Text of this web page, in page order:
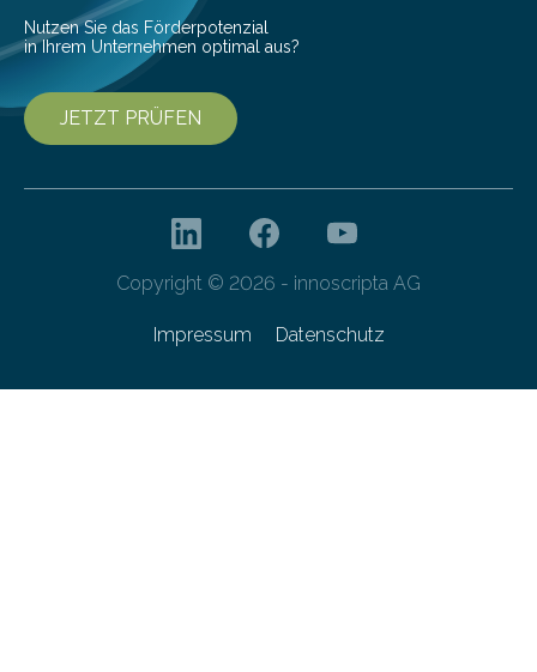
von 20…
Nutzen Sie das Förderpotenzial
in Ihrem Unternehmen optimal aus?
JETZT PRÜFEN
Copyright © 2026 - innoscripta AG
Impressum Datenschutz